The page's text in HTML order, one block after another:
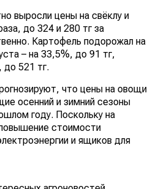
выросли цены на свёклу и
до 324 и 280 тг за
Картофель подорожал на
– на 33,5%, до 91 тг,
521 тг.
что цены на овощи
осенний и зимний сезоны
году. Поскольку на
стоимости
и ящиков для